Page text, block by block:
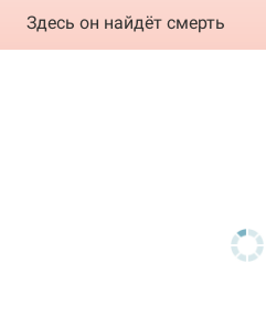
Здесь он найдёт смерть